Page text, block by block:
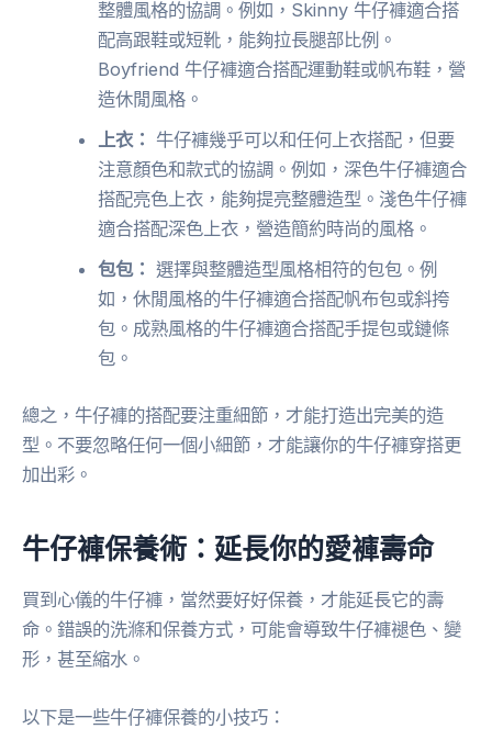
整體風格的協調。例如，Skinny 牛仔褲適合搭
配高跟鞋或短靴，能夠拉長腿部比例。
Boyfriend 牛仔褲適合搭配運動鞋或帆布鞋，營
造休閒風格。
上衣： 牛仔褲幾乎可以和任何上衣搭配，但要
注意顏色和款式的協調。例如，深色牛仔褲適合
搭配亮色上衣，能夠提亮整體造型。淺色牛仔褲
適合搭配深色上衣，營造簡約時尚的風格。
包包： 選擇與整體造型風格相符的包包。例
如，休閒風格的牛仔褲適合搭配帆布包或斜挎
包。成熟風格的牛仔褲適合搭配手提包或鏈條
包。
總之，牛仔褲的搭配要注重細節，才能打造出完美的造
型。不要忽略任何一個小細節，才能讓你的牛仔褲穿搭更
加出彩。
牛仔褲保養術：延長你的愛褲壽命
買到心儀的牛仔褲，當然要好好保養，才能延長它的壽
命。錯誤的洗滌和保養方式，可能會導致牛仔褲褪色、變
形，甚至縮水。
以下是一些牛仔褲保養的小技巧：